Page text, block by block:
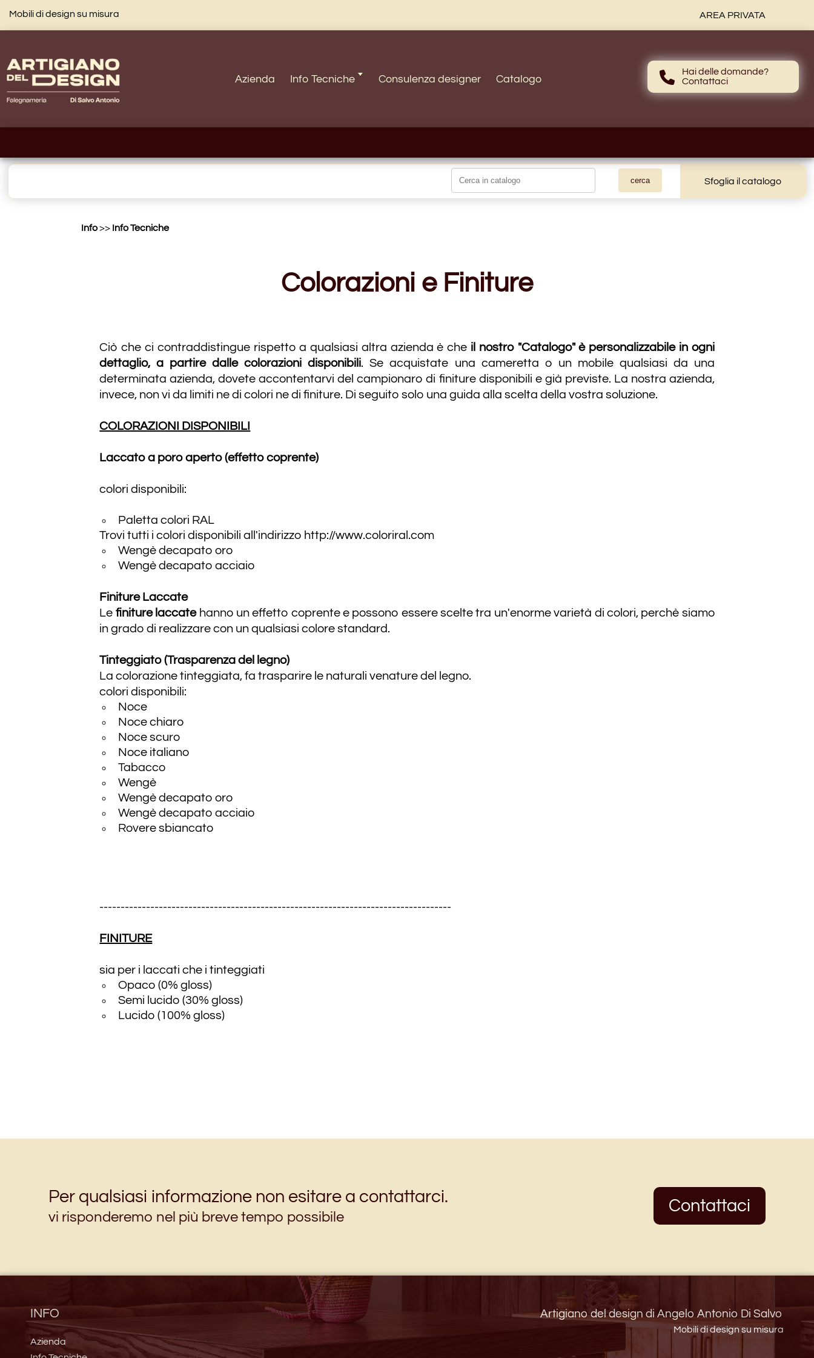
Mobili di design su misura AREA PRIVATA
Azienda Info Tecniche 🢓 Consulenza designer Catalogo Contattaci
Sfoglia il catalogo
Hai delle domande?
Contattaci
Info>> Info Tecniche
Colorazioni e Finiture
Ciò che ci contraddistingue rispetto a qualsiasi altra azienda è che il nostro "Catalogo" è personalizzabile in ogni
dettaglio, a partire dalle colorazioni disponibili. Se acquistate una cameretta o un mobile qualsiasi da una
determinata azienda, dovete accontentarvi del campionaro di finiture disponibili e già previste. La nostra azienda,
invece, non vi da limiti ne di colori ne di finiture. Di seguito solo una guida alla scelta della vostra soluzione.
COLORAZIONI DISPONIBILI
Laccato a poro aperto (effetto coprente)
colori disponibili:
Paletta colori RAL
Trovi tutti i colori disponibili all'indirizzo http://www.coloriral.com
Wengè decapato oro
Wengè decapato acciaio
Finiture Laccate
Le finiture laccate hanno un effetto coprente e possono essere scelte tra un'enorme varietà di colori, perchè siamo
in grado di realizzare con un qualsiasi colore standard.
Tinteggiato (Trasparenza del legno)
La colorazione tinteggiata, fa trasparire le naturali venature del legno.
colori disponibili:
Noce
Noce chiaro
Noce scuro
Noce italiano
Tabacco
Wengè
Wengè decapato oro
Wengè decapato acciaio
Rovere sbiancato
-----------------------------------------------------------------------------------
FINITURE
sia per i laccati che i tinteggiati
Opaco (0% gloss)
Semi lucido (30% gloss)
Lucido (100% gloss)
Per qualsiasi informazione non esitare a contattarci.
vi risponderemo nel più breve tempo possibile
Contattaci
INFO
Azienda
Artigiano del design di Angelo Antonio Di Salvo
Mobili di design su misura